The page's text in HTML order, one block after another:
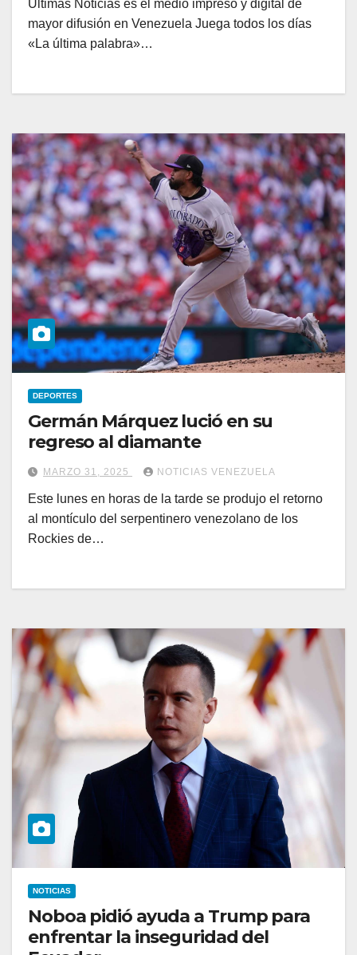
Últimas Noticias es el medio impreso y digital de
mayor difusión en Venezuela Juega todos los días
«La última palabra»…
DEPORTES
Germán Márquez lució en su
regreso al diamante
MARZO 31, 2025 NOTICIAS VENEZUELA
Este lunes en horas de la tarde se produjo el retorno
al montículo del serpentinero venezolano de los
Rockies de…
NOTICIAS
Noboa pidió ayuda a Trump para
enfrentar la inseguridad del